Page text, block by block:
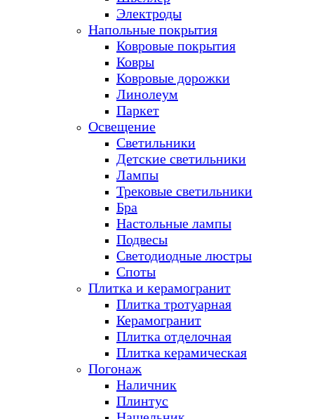
Электроды
Напольные покрытия
Ковровые покрытия
Ковры
Ковровые дорожки
Линолеум
Паркет
Освещение
Светильники
Детские светильники
Лампы
Трековые светильники
Бра
Настольные лампы
Подвесы
Светодиодные люстры
Споты
Плитка и керамогранит
Плитка тротуарная
Керамогранит
Плитка отделочная
Плитка керамическая
Погонаж
Наличник
Плинтус